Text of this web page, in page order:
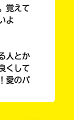
覚えて
よ
人とか
くして
愛のパ